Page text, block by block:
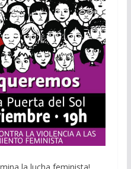
la lucha feminista!